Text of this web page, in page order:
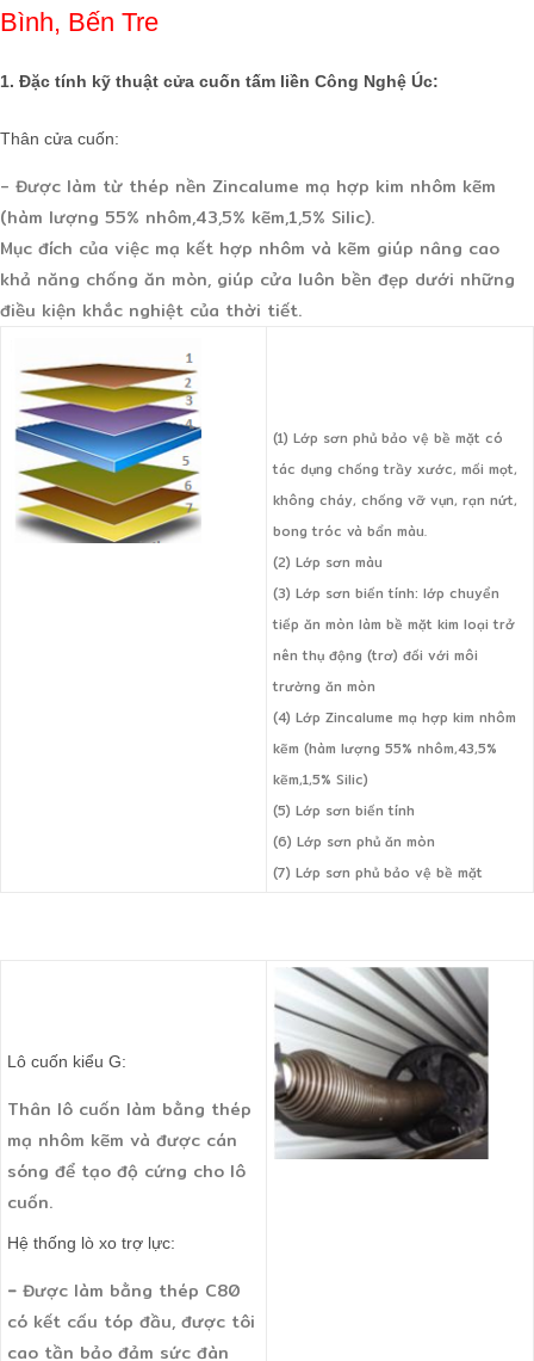
Bình, Bến Tre
1. Đặc tính kỹ thuật cửa cuốn tấm liền Công Nghệ Úc:
Thân cửa cuốn:
- Được làm từ thép nền Zincalume mạ hợp kim nhôm kẽm
(hàm lượng 55% nhôm,43,5% kẽm,1,5% Silic).
Mục đích của việc mạ kết hợp nhôm và kẽm giúp nâng cao
khả năng chống ăn mòn, giúp cửa luôn bền đẹp dưới những
điều kiện khắc nghiệt của thời tiết.
(1) Lớp sơn phủ bảo vệ bề mặt có
tác dụng chống trầy xước, mối mọt,
không cháy, chống vỡ vụn, rạn nứt,
bong tróc và bẩn màu.
(2) Lớp sơn màu
(3) Lớp sơn biến tính: lớp chuyển
tiếp ăn mòn làm bề mặt kim loại trở
nên thụ động (trơ) đối với môi
trường ăn mòn
(4) Lớp Zincalume mạ hợp kim nhôm
kẽm (hàm lượng 55% nhôm,43,5%
kẽm,1,5% Silic)
(5) Lớp sơn biến tính
(6) Lớp sơn phủ ăn mòn
(7) Lớp sơn phủ bảo vệ bề mặt
Lô cuốn kiểu G:
Thân lô cuốn làm bằng thép
mạ nhôm kẽm và được cán
sóng để tạo độ cứng cho lô
cuốn.
Hệ thống lò xo trợ lực:
- Được làm bằng thép C80
có kết cấu tóp đầu, được tôi
cao tần bảo đảm sức đàn